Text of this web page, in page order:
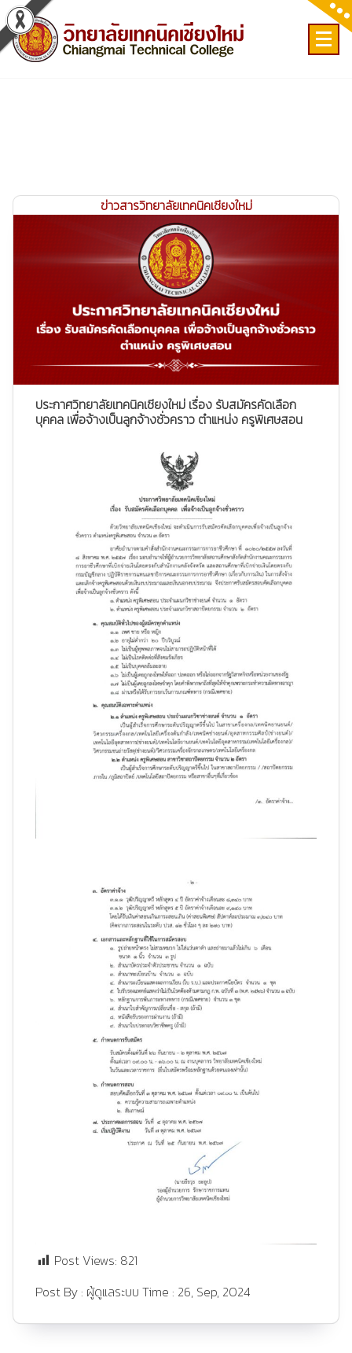
Skip
to
content
ข่าวสารวิทยาลัยเทคนิคเชียงใหม่
ประกาศวิทยาลัยเทคนิคเชียงใหม่ เรื่อง รับสมัครคัดเลือก
บุคคล เพื่อจ้างเป็นลูกจ้างชั่วคราว ตำแหน่ง ครูพิเศษสอน
Post Views: 821
Post By : ผู้ดูแลระบบ Time : 26, Sep, 2024